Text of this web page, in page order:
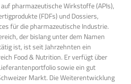
pharmazeutische Wirkstoffe (APIs),
(FDFs) und Dossiers,
für die pharmazeutische Industrie.
der bislang unter dem Namen
ist, ist seit Jahrzehnten ein
Food & Nutrition. Er verfügt über
sowie ein gut
Markt. Die Weiterentwicklung